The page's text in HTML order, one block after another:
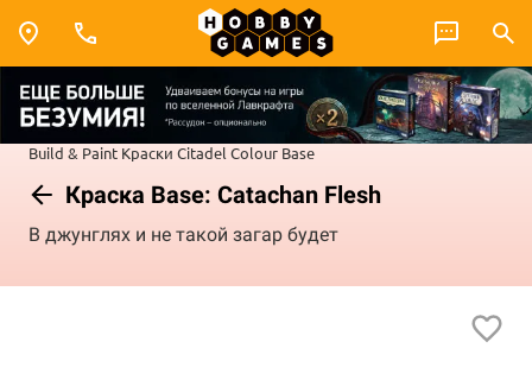
Build & Paint Краски Citadel Colour Base
Краска Base: Catachan Flesh
В джунглях и не такой загар будет